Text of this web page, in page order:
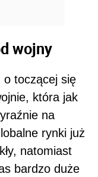
wojny
o toczącej się
która jak
na
rynki już
natomiast
bardzo duże